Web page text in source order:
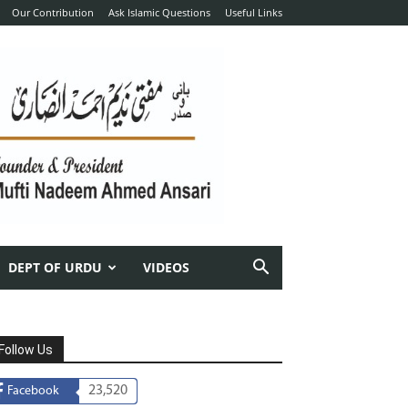
Our Contribution Ask Islamic Questions Useful Links
DEPT OF URDU VIDEOS
Follow Us
Facebook 23,520